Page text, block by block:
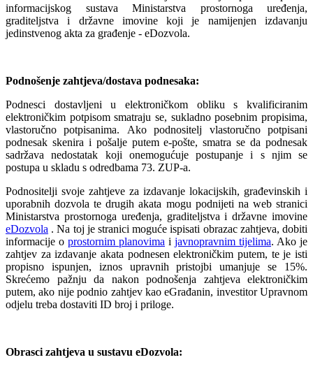
informacijskog sustava Ministarstva prostornoga uređenja,
graditeljstva i državne imovine koji je namijenjen izdavanju
jedinstvenog akta za građenje - eDozvola.
Podnošenje zahtjeva/dostava podnesaka:
Podnesci dostavljeni u elektroničkom obliku s kvalificiranim
elektroničkim potpisom smatraju se, sukladno posebnim propisima,
vlastoručno potpisanima. Ako podnositelj vlastoručno potpisani
podnesak skenira i pošalje putem e-pošte, smatra se da podnesak
sadržava nedostatak koji onemogućuje postupanje i s njim se
postupa u skladu s odredbama 73. ZUP-a.
Podnositelji svoje zahtjeve za izdavanje lokacijskih, građevinskih i
uporabnih dozvola te drugih akata mogu podnijeti na web stranici
Ministarstva prostornoga uređenja, graditeljstva i državne imovine
eDozvola . Na toj je stranici moguće ispisati obrazac zahtjeva, dobiti
informacije o prostornim planovima i javnopravnim tijelima. Ako je
zahtjev za izdavanje akata podnesen elektroničkim putem, te je isti
propisno ispunjen, iznos upravnih pristojbi umanjuje se 15%.
Skrećemo pažnju da nakon podnošenja zahtjeva elektroničkim
putem, ako nije podnio zahtjev kao eGrađanin, investitor Upravnom
odjelu treba dostaviti ID broj i priloge.
Obrasci zahtjeva u sustavu eDozvola: